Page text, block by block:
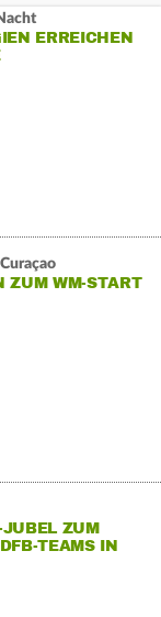
ERREICHEN
ZUM WM-START
JUBEL ZUM
TEAMS IN